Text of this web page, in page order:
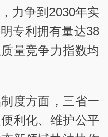
力争到 2030年实
专利拥有量达38
量竞争力指数均
度方面，三省一
利化、维护公平